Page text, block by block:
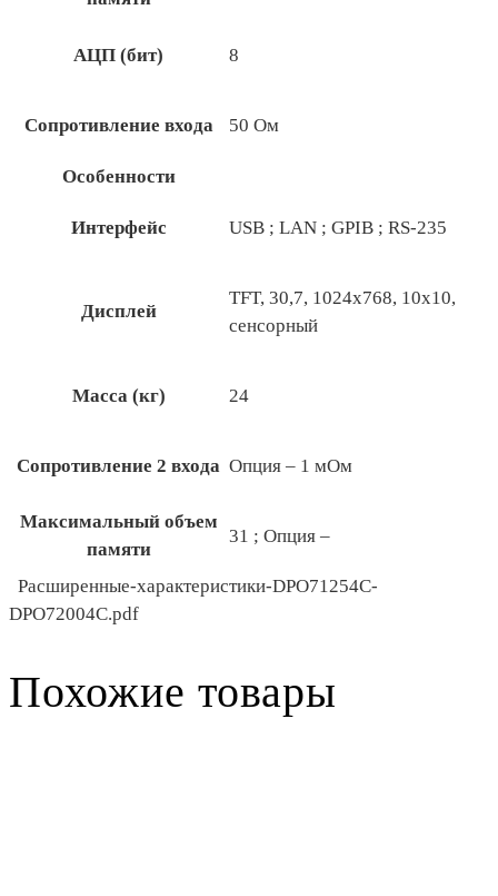
АЦП (бит) 8
Сопротивление входа 50 Ом
Особенности
Интерфейс USB ; LAN ; GPIB ; RS-235
Дисплей
TFT, 30,7, 1024х768, 10х10,
сенсорный
Масса (кг) 24
Сопротивление 2 входа Опция – 1 мОм
Максимальный объем
памяти
31 ; Опция –
Расширенные-характеристики-DPO71254C-
DPO72004C.pdf
Похожие товары